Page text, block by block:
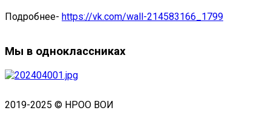
Подробнее- https://vk.com/wall-214583166_1799
Мы в одноклассниках
2019-2025 © НРОО ВОИ